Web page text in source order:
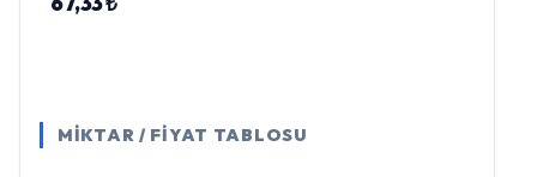
MİKTAR / FİYAT TABLOSU